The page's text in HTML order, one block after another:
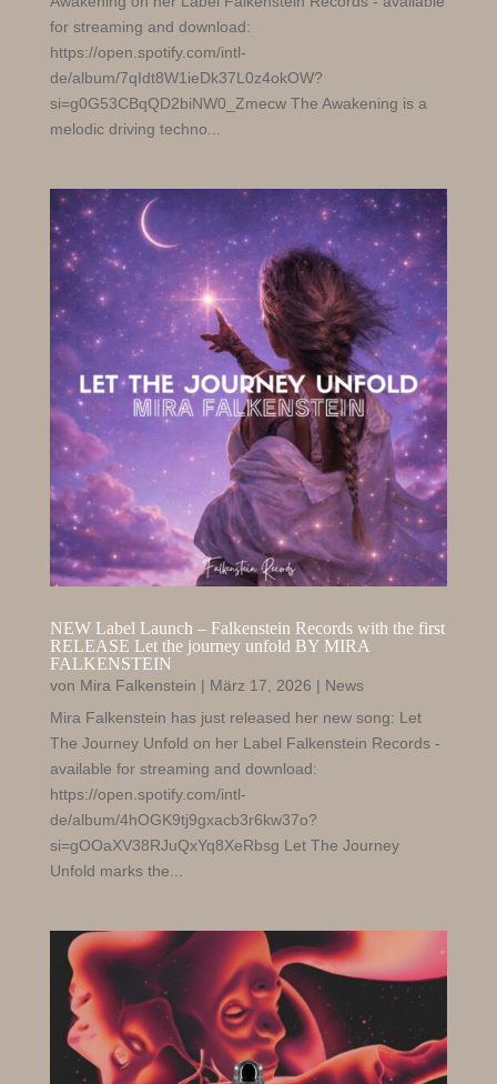
for streaming and download:
https://open.spotify.com/intl-
de/album/7qIdt8W1ieDk37L0z4okOW?
si=g0G53CBqQD2biNW0_Zmecw The Awakening is a
melodic driving techno...
NEW Label Launch – Falkenstein Records with the first
RELEASE Let the journey unfold BY MIRA
FALKENSTEIN
von Mira Falkenstein | März 17, 2026 | News
Mira Falkenstein has just released her new song: Let
The Journey Unfold on her Label Falkenstein Records -
available for streaming and download:
https://open.spotify.com/intl-
de/album/4hOGK9tj9gxacb3r6kw37o?
si=gOOaXV38RJuQxYq8XeRbsg Let The Journey
Unfold marks the...